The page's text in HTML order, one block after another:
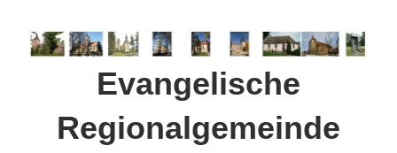
Inhalt
Evangelische
Regionalgemeinde